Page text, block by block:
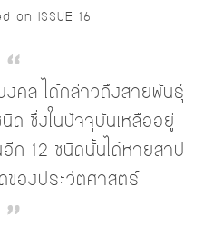
on ISSUE 16
งคล ได้กล่าวถึงสายพันธุ์
ด ซึ่งในปัจจุบันเหลืออยู่
12 ชนิดนั้นได้หายสาป
ของประวัติศาสตร์